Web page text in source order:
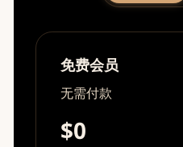
免费会员
无需付款
$0